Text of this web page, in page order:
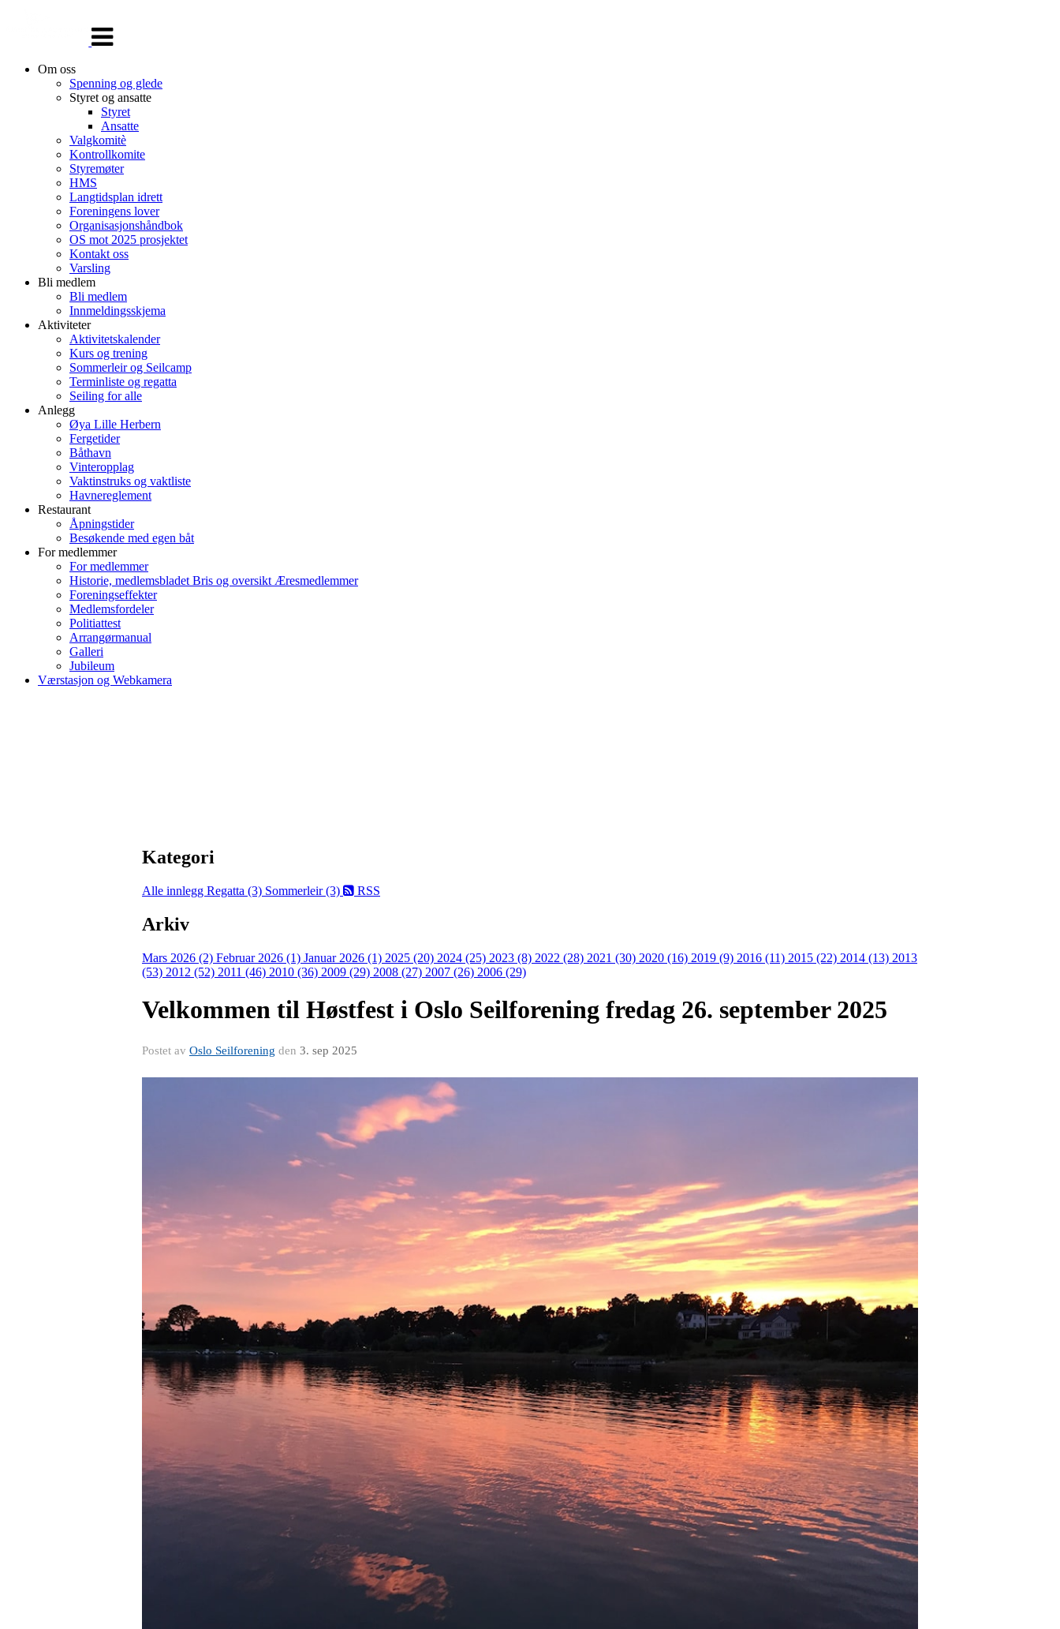
navigasjon
Om oss
Spenning og glede
Styret og ansatte
Styret
Ansatte
Valgkomitè
Kontrollkomite
Styremøter
HMS
Langtidsplan idrett
Foreningens lover
Organisasjonshåndbok
OS mot 2025 prosjektet
Kontakt oss
Varsling
Bli medlem
Bli medlem
Innmeldingsskjema
Aktiviteter
Aktivitetskalender
Kurs og trening
Sommerleir og Seilcamp
Terminliste og regatta
Seiling for alle
Anlegg
Øya Lille Herbern
Fergetider
Båthavn
Vinteropplag
Vaktinstruks og vaktliste
Havnereglement
Restaurant
Åpningstider
Besøkende med egen båt
For medlemmer
For medlemmer
Historie, medlemsbladet Bris og oversikt Æresmedlemmer
Foreningseffekter
Medlemsfordeler
Politiattest
Arrangørmanual
Galleri
Jubileum
Værstasjon og Webkamera
Kategori
Alle innlegg Regatta (3) Sommerleir (3) RSS
Arkiv
Mars 2026 (2) Februar 2026 (1) Januar 2026 (1) 2025 (20) 2024 (25) 2023 (8) 2022 (28) 2021 (30) 2020 (16) 2019 (9) 2016 (11) 2015 (22) 2014 (13) 2013
(53) 2012 (52) 2011 (46) 2010 (36) 2009 (29) 2008 (27) 2007 (26) 2006 (29)
Velkommen til Høstfest i Oslo Seilforening fredag 26. september 2025
Postet av Oslo Seilforening den 3. sep 2025